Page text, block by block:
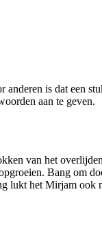
is dat een
aan te geven.
van het
Bang om
lukt het Mirjam